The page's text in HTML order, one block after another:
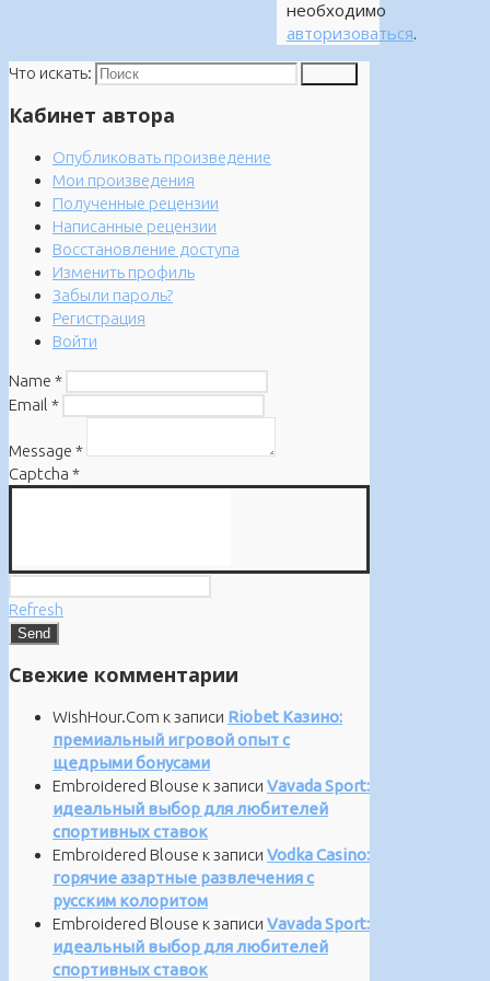
необходимо
авторизоваться.
Что искать:
Кабинет автора
Опубликовать произведение
Мои произведения
Полученные рецензии
Написанные рецензии
Восстановление доступа
Изменить профиль
Забыли пароль?
Регистрация
Войти
Name *
Email *
Message *
Captcha *
Refresh
Свежие комментарии
WishHour.Com к записи Riobet Казино:
премиальный игровой опыт с
щедрыми бонусами
Embroidered Blouse к записи Vavada Sport:
идеальный выбор для любителей
спортивных ставок
Embroidered Blouse к записи Vodka Casino:
горячие азартные развлечения с
русским колоритом
Embroidered Blouse к записи Vavada Sport:
идеальный выбор для любителей
спортивных ставок